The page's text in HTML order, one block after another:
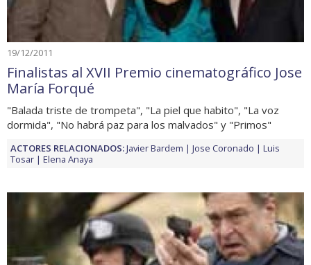
19/12/2011
Finalistas al XVII Premio cinematográfico Jose
María Forqué
"Balada triste de trompeta", "La piel que habito", "La voz
dormida", "No habrá paz para los malvados" y "Primos"
ACTORES RELACIONADOS:Javier Bardem Jose Coronado
Luis
Tosar
Elena Anaya